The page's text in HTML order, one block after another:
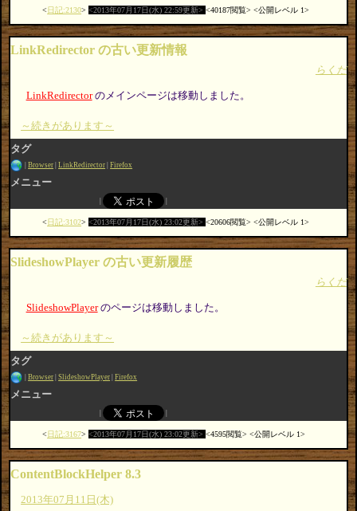
日記:2130 2013年07月17日(水) 22:59更新 40187閲覧 公開レベル 1
LinkRedirector の古い更新情報
らくだ
LinkRedirectorのメインページは移動しました。
～続きがあります～
タグ
Browser LinkRedirector Firefox
メニュー
日記:3102 2013年07月17日(水) 23:02更新 20606閲覧 公開レベル 1
SlideshowPlayer の古い更新履歴
らくだ
SlideshowPlayerのページは移動しました。
～続きがあります～
タグ
Browser SlideshowPlayer Firefox
メニュー
日記:3167 2013年07月17日(水) 23:02更新 4595閲覧 公開レベル 1
ContentBlockHelper 8.3
2013年07月11日(木)